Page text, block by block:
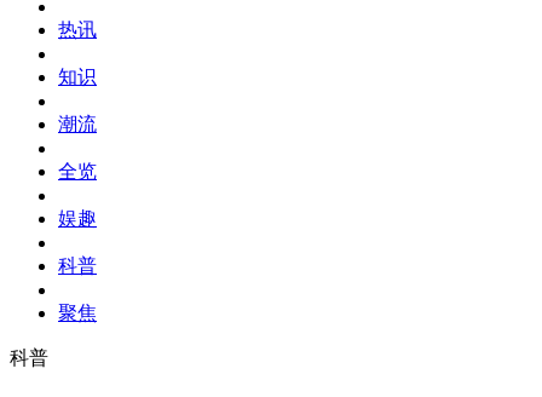
热讯
知识
潮流
全览
娱趣
科普
聚焦
科普